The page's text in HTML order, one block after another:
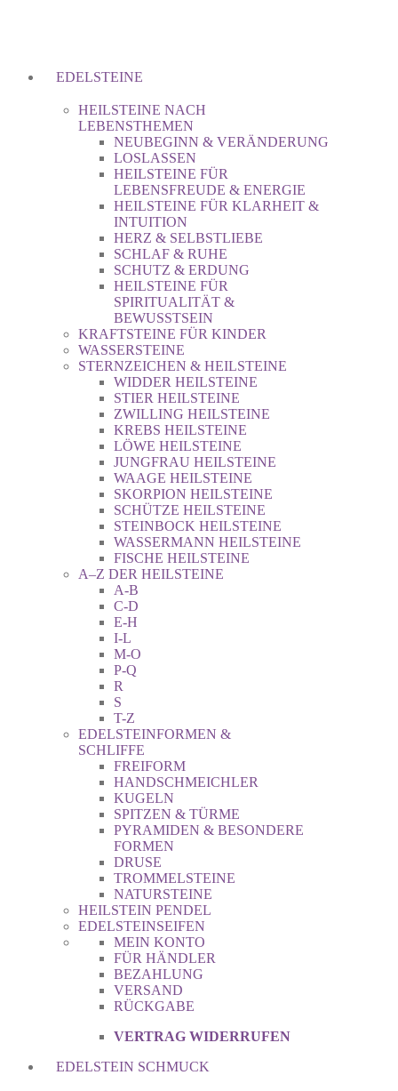
EDELSTEINE
HEILSTEINE NACH
LEBENSTHEMEN
NEUBEGINN & VERÄNDERUNG
LOSLASSEN
HEILSTEINE FÜR
LEBENSFREUDE & ENERGIE
HEILSTEINE FÜR KLARHEIT &
INTUITION
HERZ & SELBSTLIEBE
SCHLAF & RUHE
SCHUTZ & ERDUNG
HEILSTEINE FÜR
SPIRITUALITÄT &
BEWUSSTSEIN
KRAFTSTEINE FÜR KINDER
WASSERSTEINE
STERNZEICHEN & HEILSTEINE
WIDDER HEILSTEINE
STIER HEILSTEINE
ZWILLING HEILSTEINE
KREBS HEILSTEINE
LÖWE HEILSTEINE
JUNGFRAU HEILSTEINE
WAAGE HEILSTEINE
SKORPION HEILSTEINE
SCHÜTZE HEILSTEINE
STEINBOCK HEILSTEINE
WASSERMANN HEILSTEINE
FISCHE HEILSTEINE
A–Z DER HEILSTEINE
A-B
C-D
E-H
I-L
M-O
P-Q
R
S
T-Z
EDELSTEINFORMEN &
SCHLIFFE
FREIFORM
HANDSCHMEICHLER
KUGELN
SPITZEN & TÜRME
PYRAMIDEN & BESONDERE
FORMEN
DRUSE
TROMMELSTEINE
NATURSTEINE
HEILSTEIN PENDEL
EDELSTEINSEIFEN
MEIN KONTO
FÜR HÄNDLER
BEZAHLUNG
VERSAND
RÜCKGABE
VERTRAG WIDERRUFEN
EDELSTEIN SCHMUCK